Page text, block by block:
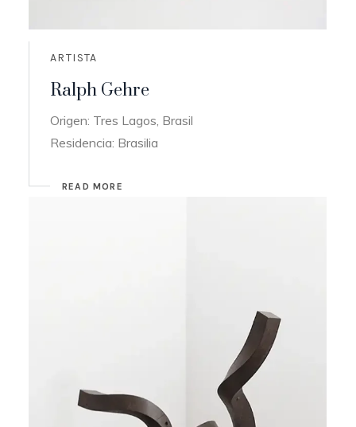
ARTISTA
Ralph Gehre
Origen: Tres Lagos, Brasil
Residencia: Brasilia
READ MORE